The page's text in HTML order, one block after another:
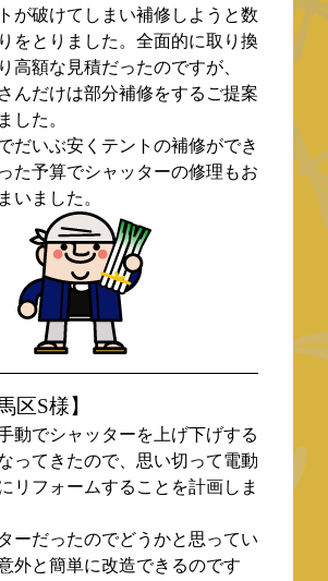
が破けてしまい補修しようと数
をとりました。全面的に取り換
高額な見積だったのですが、
んだけは部分補修をするご提案
した。
だいぶ安くテントの補修ができ
た予算でシャッターの修理もお
いました。
区S様】
動でシャッターを上げ下げする
ってきたので、思い切って電動
リフォームすることを計画しま
ーだったのでどうかと思ってい
外と簡単に改造できるのです